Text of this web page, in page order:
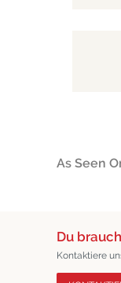
As Seen
Du
Kontaktiere